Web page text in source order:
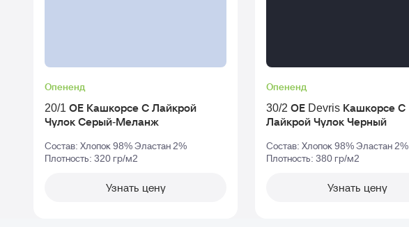
Опененд
20/1 ОЕ Кашкорсе С Лайкрой
Чулок Серый-Меланж
Состав: Хлопок 98% Эластан 2%
Плотность: 320 гр/м2
Узнать цену
Опененд
30/2 ОЕ Devris Кашкорсе С
Лайкрой Чулок Черный
Состав: Хлопок 98% Эластан 2%
Плотность: 380 гр/м2
Узнать цену